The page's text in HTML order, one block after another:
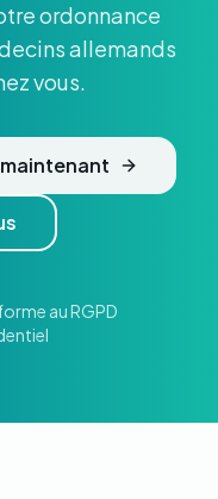
ordonnance
allemands
vous.
au RGPD